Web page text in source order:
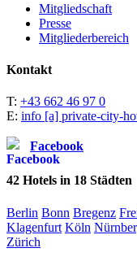
Mitgliedschaft
Presse
Mitgliederbereich
Kontakt
T: +43 662 46 97 0
E: info [a] private-city-
Facebook
42 Hotels in 18 Städten
Berlin Bonn Bregenz
Klagenfurt Köln
Zürich